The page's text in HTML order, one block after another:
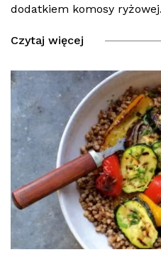
dodatkiem komosy
Czytaj więcej